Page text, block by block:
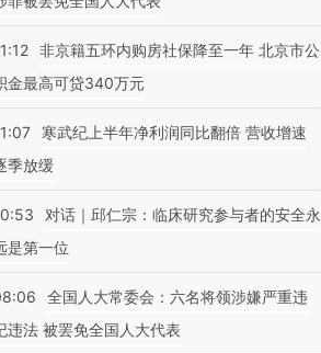
非京籍五环内购房社保降至一年 北京市公
金最高可贷340万元
寒武纪上半年净利润同比翻倍 营收增速
季放缓
对话｜邱仁宗：临床研究参与者的安全永
是第一位
全国人大常委会：六名将领涉嫌严重违
违法 被罢免全国人大代表